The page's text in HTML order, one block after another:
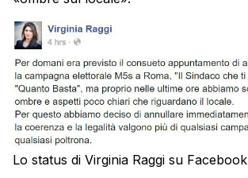
Lo status di Virginia Raggi su Facebook